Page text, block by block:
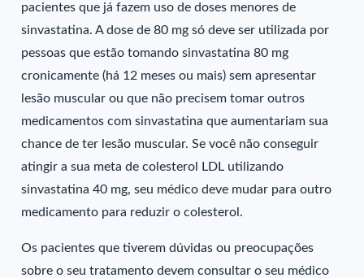
pacientes que já fazem uso de doses menores de
sinvastatina. A dose de 80 mg só deve ser utilizada por
pessoas que estão tomando sinvastatina 80 mg
cronicamente (há 12 meses ou mais) sem apresentar
lesão muscular ou que não precisem tomar outros
medicamentos com sinvastatina que aumentariam sua
chance de ter lesão muscular. Se você não conseguir
atingir a sua meta de colesterol LDL utilizando
sinvastatina 40 mg, seu médico deve mudar para outro
medicamento para reduzir o colesterol.
Os pacientes que tiverem dúvidas ou preocupações
sobre o seu tratamento devem consultar o seu médico